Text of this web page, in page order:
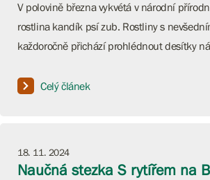
V polovině března vykvétá v národní
rostlina kandík psí zub. Rostliny s
každoročně přichází prohlédnout desítky
Celý článek
18. 11. 2024
Naučná stezka S rytířem na